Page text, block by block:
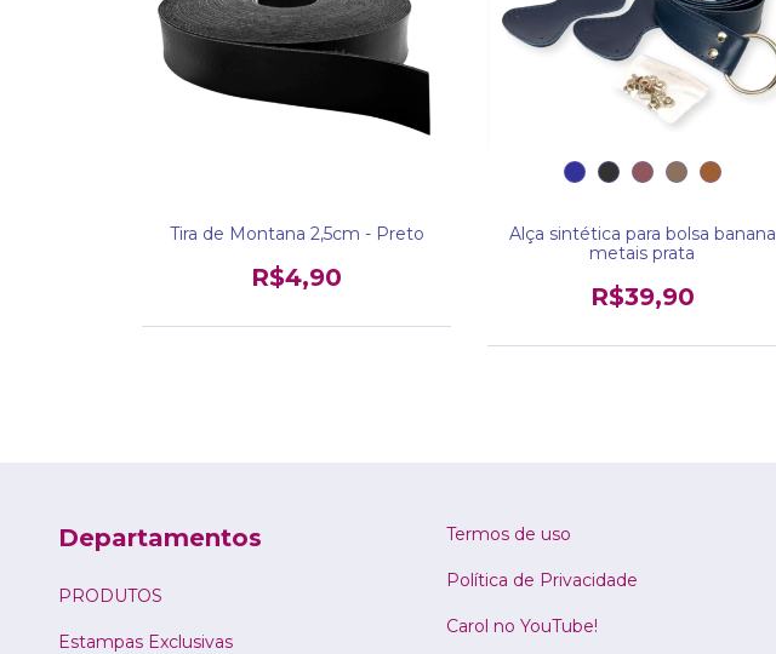
Tira de Montana 2,5cm - Preto
R$4,90
Alça sintética para bolsa banana
metais prata
R$39,90
Departamentos
PRODUTOS
Estampas Exclusivas
Termos de uso
Política de Privacidade
Carol no YouTube!